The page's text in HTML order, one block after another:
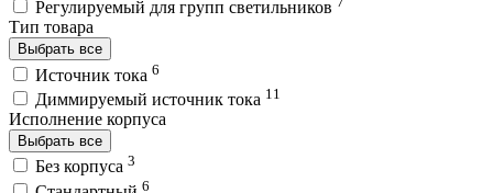
Регулируемый для групп светильников
Тип товара
Выбрать все
Источник тока 6
Диммируемый источник тока 11
Исполнение корпуса
Выбрать все
Без корпуса 3
6